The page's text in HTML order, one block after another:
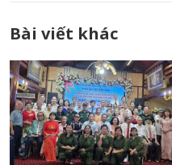
Bài viết khác